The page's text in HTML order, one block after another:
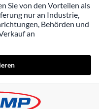
Sie von den Vorteilen als
nur an Industrie,
Behörden und
an